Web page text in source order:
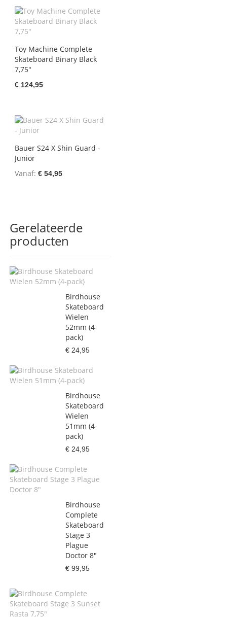
Toy Machine Complete
Skateboard Binary Black
7,75"
€ 124,95
Bauer S24 X Shin Guard -
Junior
Vanaf € 54,95
Gerelateerde
producten
Birdhouse
Skateboard
Wielen
52mm (4-
pack)
€ 24,95
Birdhouse
Skateboard
Wielen
51mm (4-
pack)
€ 24,95
Birdhouse
Complete
Skateboard
Stage 3
Plague
Doctor 8"
€ 99,95